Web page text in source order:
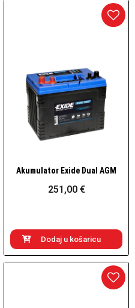
Brzi pogled
Akumulator Exide Dual AGM
251,00 €
Dodaj u košaricu